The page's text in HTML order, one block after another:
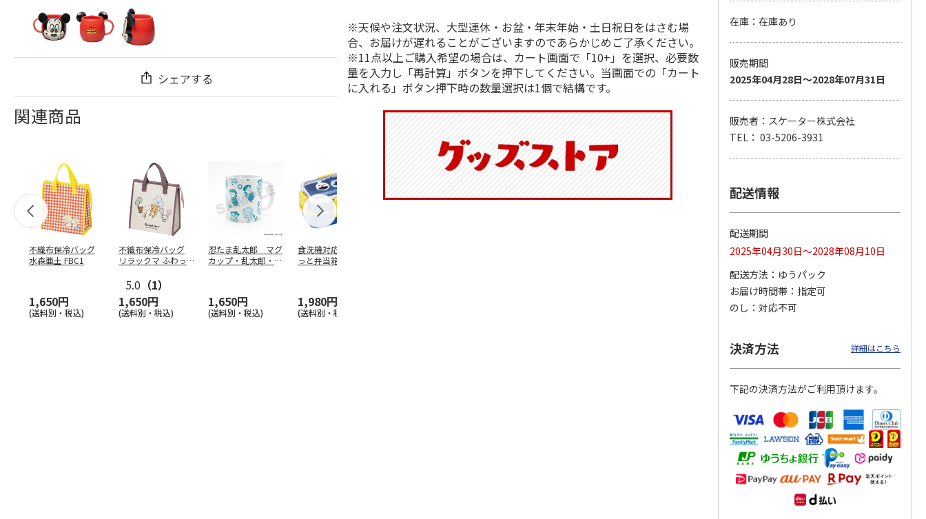
シェアする
関連商品
不織布保冷バッグ
水森亜土 FBC1
1,650円
(送料別・税込)
不織布保冷バッグ
リラックマ ふわっ
5.0 （1）
1,650円
(送料別・税込)
忍たま乱太郎 マグ
カップ・乱太郎・き
1,650円
(送料別・税込)
食洗機対応 2段ふわ
っと弁当箱 パペッ
1,980円
(送料別・税込)
八角形ステンレスマ
ラックマ リラッ…
4,510円
(送料別・税込)
マスコット付箸・箸
※天候や注文状況、大型連休・お盆・年末年始・土日祝日をはさむ場
合、お届けが遅れることがございますのであらかじめご了承ください。
※11点以上ご購入希望の場合は、カート画面で「10+」を選択、必要数
量を入力し「再計算」ボタンを押下してください。当画面での「カート
に入れる」ボタン押下時の数量選択は1個で結構です。
在庫：在庫あり
販売期間
2025年04月28日～2028年07月31日
販売者：スケーター株式会社
TEL： 03-5206-3931
配送情報
配送期間
2025年04月30日～2028年08月10日
配送方法
ゆうパック
お届け時間帯
指定可
のし
対応不可
決済方法 詳細はこちら
下記の決済方法がご利用頂けます。